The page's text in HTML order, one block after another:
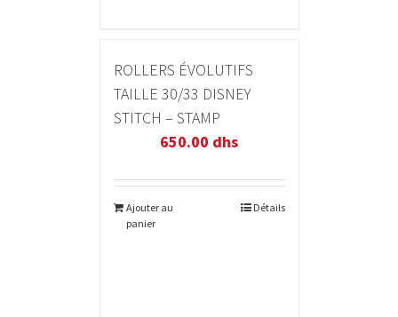
ROLLERS ÉVOLUTIFS
TAILLE 30/33 DISNEY
STITCH – STAMP
650.00 dhs
Ajouter au
panier
Détails